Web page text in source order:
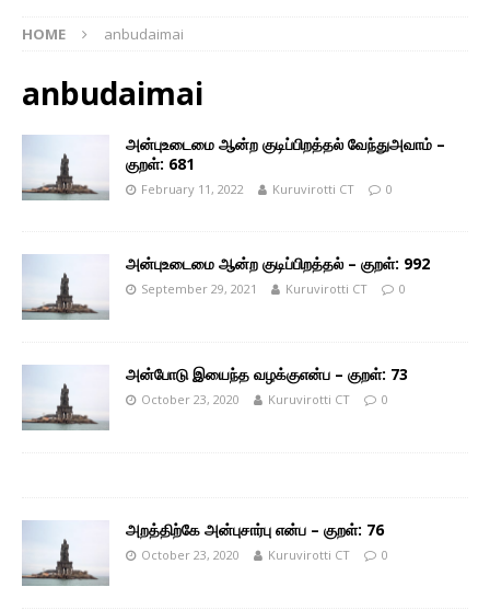
HOME anbudaimai
anbudaimai
அன்புஉடைமை ஆன்ற குடிப்பிறத்தல் வேந்துஅவாம் –
குறள்: 681
February 11, 2022 Kuruvirotti CT 0
அன்புஉடைமை ஆன்ற குடிப்பிறத்தல் – குறள்: 992
September 29, 2021 Kuruvirotti CT 0
அன்போடு இயைந்த வழக்குஎன்ப – குறள்: 73
October 23, 2020 Kuruvirotti CT 0
அறத்திற்கே அன்புசார்பு என்ப – குறள்: 76
October 23, 2020 Kuruvirotti CT 0